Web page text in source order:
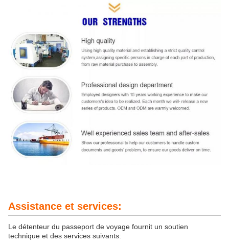
Assistance et services:
Le détenteur du passeport de voyage fournit un soutien
technique et des services suivants: